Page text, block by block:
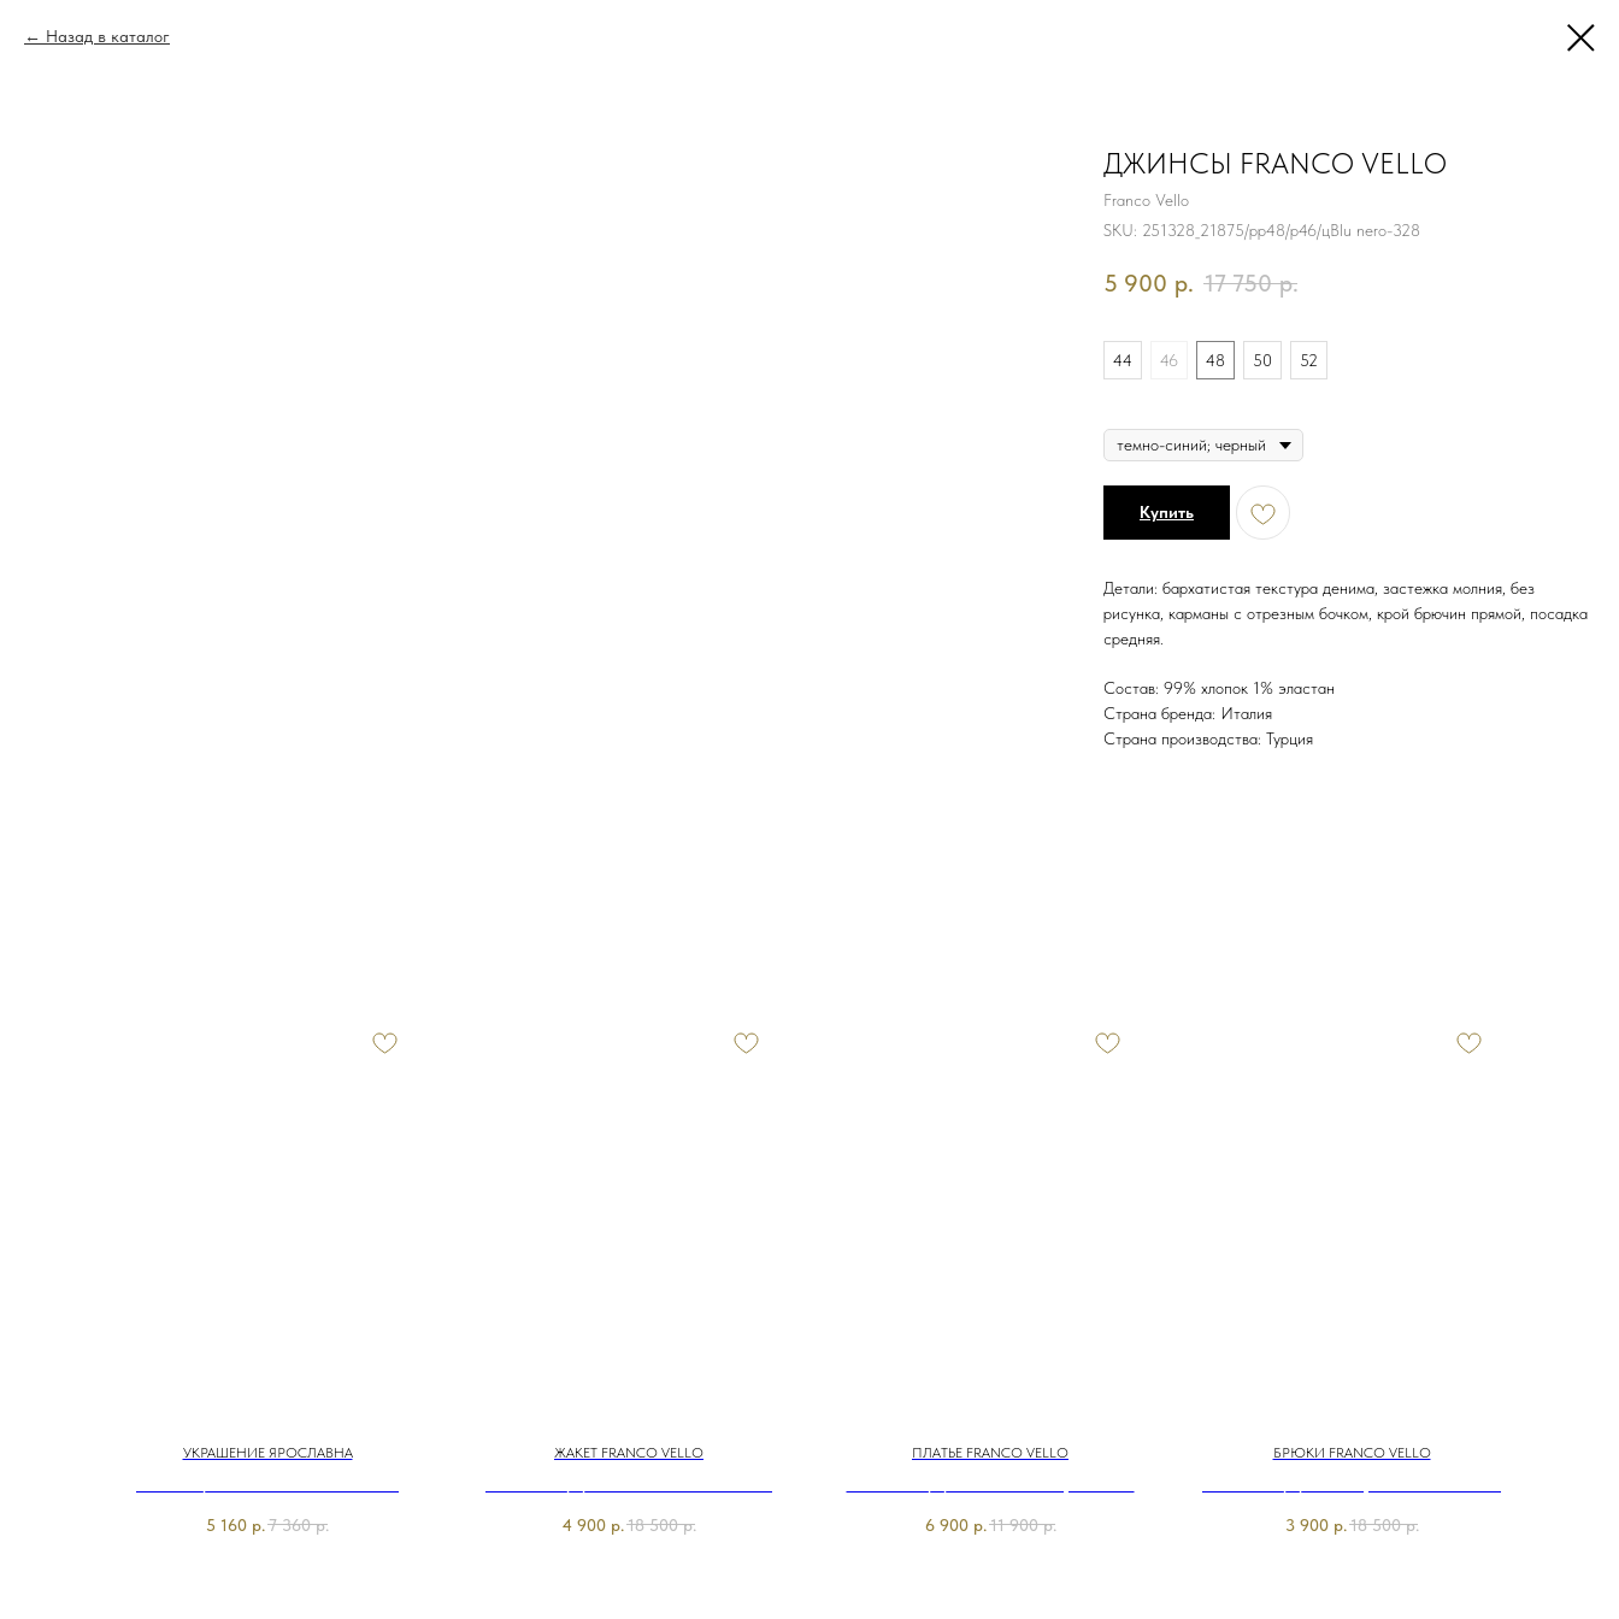
Назад в каталог
ДЖИНСЫ FRANCO VELLO
Franco Vello
SKU: 251328_21875/рр48/р46/цBlu nero-328
5 900 р. 17 750 р.
44
46 48 50 52
Купить
Детали: бархатистая текстура денима, застежка молния, без
рисунка, карманы с отрезным бочком, крой брючин прямой, посадка
средняя.
Состав: 99% хлопок 1% эластан
Страна бренда: Италия
Страна производства: Турция
УКРАШЕНИЕ ЯРОСЛАВНА
5 160 р.7 360 р.
ЖАКЕТ FRANCO VELLO
4 900 р.18 500 р.
ПЛАТЬЕ FRANCO VELLO
6 900 р.11 900 р.
БРЮКИ FRANCO VELLO
3 900 р.18 500 р.